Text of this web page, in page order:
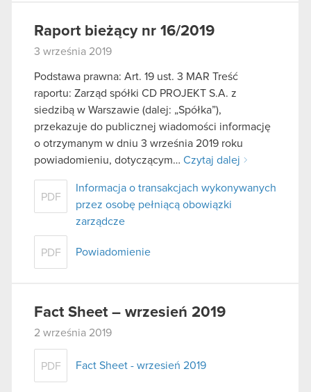
Raport bieżący nr 16/2019
3 września 2019
Podstawa prawna: Art. 19 ust. 3 MAR Treść
raportu: Zarząd spółki CD PROJEKT S.A. z
siedzibą w Warszawie (dalej: „Spółka”),
przekazuje do publicznej wiadomości informację
o otrzymanym w dniu 3 września 2019 roku
powiadomieniu, dotyczącym… Czytaj dalej
PDF
Informacja o transakcjach wykonywanych
przez osobę pełniącą obowiązki
zarządcze
PDF Powiadomienie
Fact Sheet – wrzesień 2019
2 września 2019
PDF Fact Sheet - wrzesień 2019